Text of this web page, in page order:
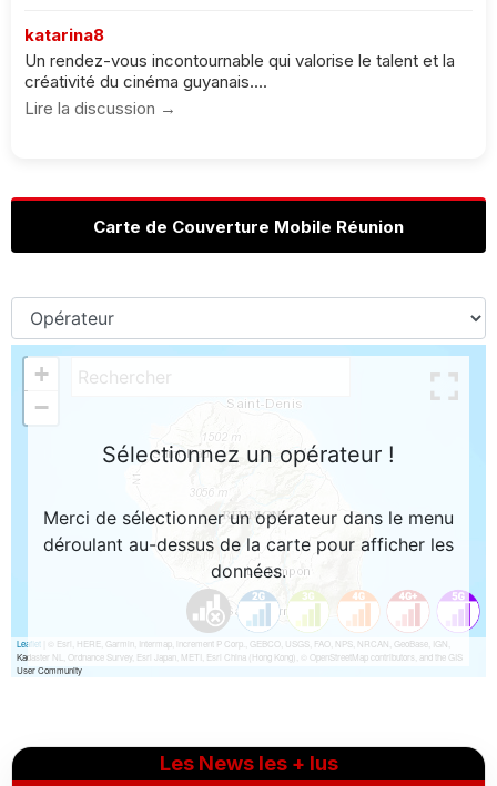
katarina8
Un rendez-vous incontournable qui valorise le talent et la
créativité du cinéma guyanais....
Lire la discussion →
Carte de Couverture Mobile Réunion
Les News les + lus